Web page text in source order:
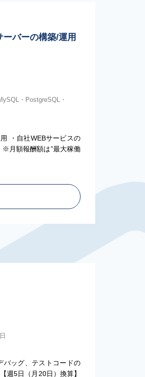
ーバーの構築/運用
・PostgreSQL・
・自社WEBサービスの
※月額報酬額は”最大稼働
バッグ、テストコードの
週5日（月20日）換算】